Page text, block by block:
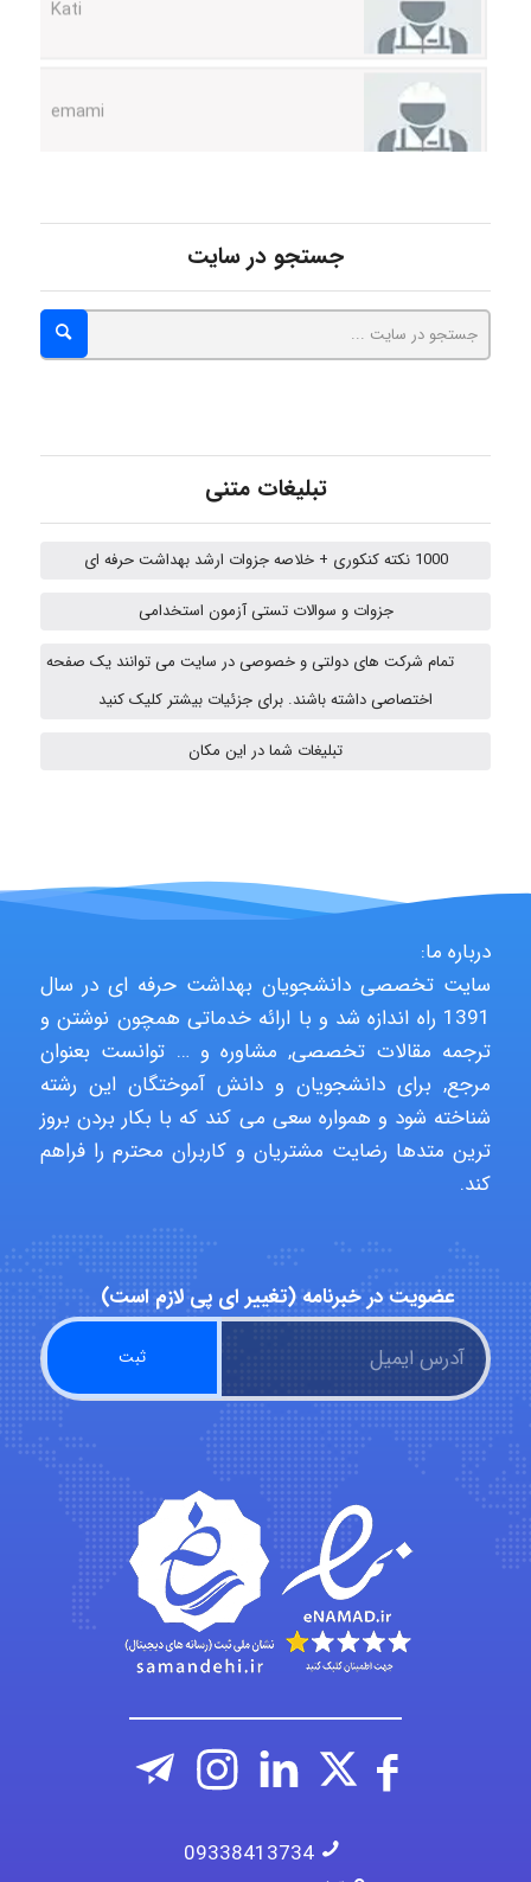
Iman Hosseini
Fateme896
hosein abdolvand
Kati
emami
Iman Hosseini
Chehri
roya_boostani
amir
Fateme896
جستجو در سایت
تبلیغات متنی
1000 نکته کنکوری + خلاصه جزوات ارشد بهداشت حرفه ای
جزوات و سوالات تستی آزمون استخدامی
تمام شرکت های دولتی و خصوصی در سایت می توانند یک صفحه
اختصاصی داشته باشند. برای جزئیات بیشتر کلیک کنید
تبلیغات شما در این مکان
درباره ما:
سایت تخصصی دانشجویان بهداشت حرفه ای در سال
1391 راه اندازه شد و با ارائه خدماتی همچون نوشتن و
ترجمه مقالات تخصصی, مشاوره و … توانست بعنوان
مرجع, برای دانشجویان و دانش آموختگان این رشته
شناخته شود و همواره سعی می کند که با بکار بردن بروز
ترین متدها رضایت مشتریان و کاربران محترم را فراهم
کند.
عضویت در خبرنامه (تغییر ای پی لازم است)
09338413734